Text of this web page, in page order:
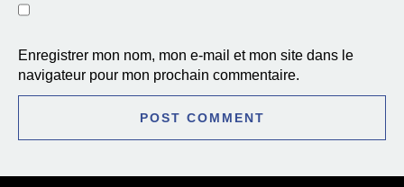
Enregistrer mon nom, mon e-mail et mon site dans le
navigateur pour mon prochain commentaire.